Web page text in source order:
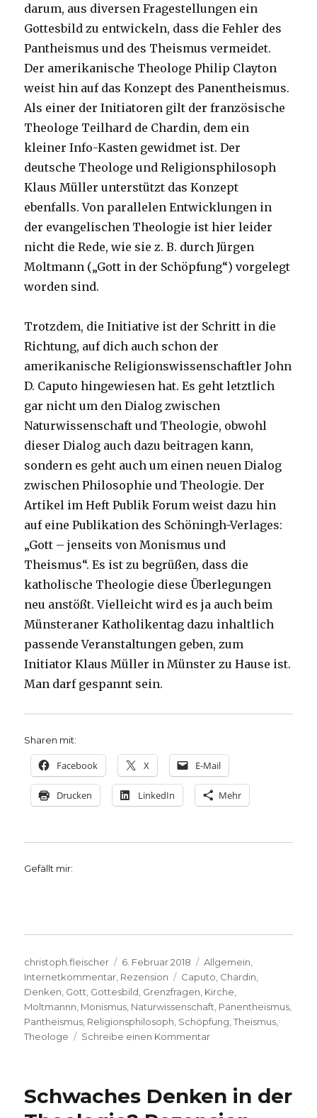
darum, aus diversen Fragestellungen ein
Gottesbild zu entwickeln, dass die Fehler des
Pantheismus und des Theismus vermeidet.
Der amerikanische Theologe Philip Clayton
weist hin auf das Konzept des Panentheismus.
Als einer der Initiatoren gilt der französische
Theologe Teilhard de Chardin, dem ein
kleiner Info-Kasten gewidmet ist. Der
deutsche Theologe und Religionsphilosoph
Klaus Müller unterstützt das Konzept
ebenfalls. Von parallelen Entwicklungen in
der evangelischen Theologie ist hier leider
nicht die Rede, wie sie z. B. durch Jürgen
Moltmann („Gott in der Schöpfung“) vorgelegt
worden sind.
Trotzdem, die Initiative ist der Schritt in die
Richtung, auf dich auch schon der
amerikanische Religionswissenschaftler John
D. Caputo hingewiesen hat. Es geht letztlich
gar nicht um den Dialog zwischen
Naturwissenschaft und Theologie, obwohl
dieser Dialog auch dazu beitragen kann,
sondern es geht auch um einen neuen Dialog
zwischen Philosophie und Theologie. Der
Artikel im Heft Publik Forum weist dazu hin
auf eine Publikation des Schöningh-Verlages:
„Gott – jenseits von Monismus und
Theismus“. Es ist zu begrüßen, dass die
katholische Theologie diese Überlegungen
neu anstößt. Vielleicht wird es ja auch beim
Münsteraner Katholikentag dazu inhaltlich
passende Veranstaltungen geben, zum
Initiator Klaus Müller in Münster zu Hause ist.
Man darf gespannt sein.
Sharen mit:
Facebook X E-Mail
Drucken LinkedIn Mehr
Gefällt mir:
Autor
christoph.fleischer
Veröffentlicht
am
6. Februar 2018 Kategorien
Allgemein
Internetkommentar Rezension Schlagwörter
Caputo Chardin
Denken Gott Gottesbild Grenzfragen Kirche
Moltmannn Monismus Naturwissenschaft Panentheismus
Pantheismus Religionsphilosoph Schöpfung ,Theismus
Theologe
Schreibe einen Kommentarzu
Hinweis
und
Schwaches Denken in der